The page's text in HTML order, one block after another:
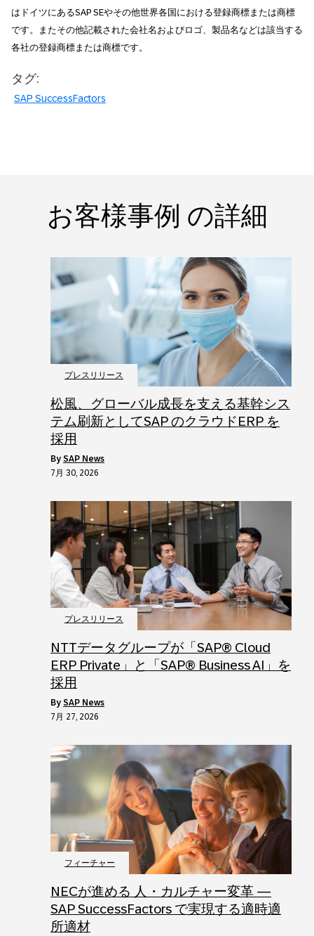
はドイツにあるSAP SEやその他世界各国における登録商標または商標
です。またその他記載された会社名およびロゴ、製品名などは該当する
各社の登録商標または商標です。
タグ:
SAP SuccessFactors
お客様事例 の詳細
プレスリリース
松風、グローバル成長を支える基幹シス
テム刷新としてSAP のクラウドERP を
採用
by SAP News
7月 30, 2026
プレスリリース
NTTデータグループが「SAP® Cloud
ERP Private」と「SAP® Business AI」を
採用
by SAP News
7月 27, 2026
フィーチャー
NECが進める 人・カルチャー変革 ―
SAP SuccessFactors で実現する適時適
所適材